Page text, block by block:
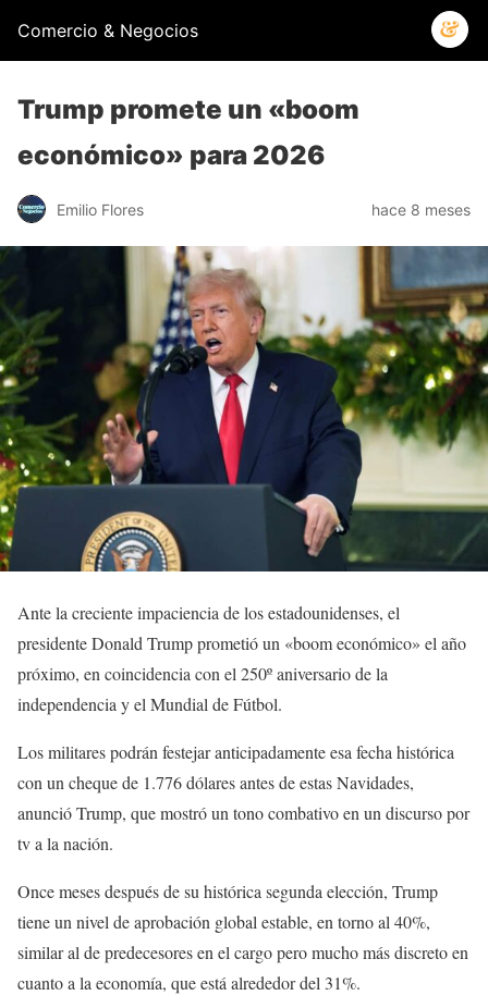
Comercio & Negocios
Trump promete un «boom
económico» para 2026
Emilio Flores hace 8 meses
Ante la creciente impaciencia de los estadounidenses, el
presidente Donald Trump prometió un «boom económico» el año
próximo, en coincidencia con el 250º aniversario de la
independencia y el Mundial de Fútbol.
Los militares podrán festejar anticipadamente esa fecha histórica
con un cheque de 1.776 dólares antes de estas Navidades,
anunció Trump, que mostró un tono combativo en un discurso por
tv a la nación.
Once meses después de su histórica segunda elección, Trump
tiene un nivel de aprobación global estable, en torno al 40%,
similar al de predecesores en el cargo pero mucho más discreto en
cuanto a la economía, que está alrededor del 31%.